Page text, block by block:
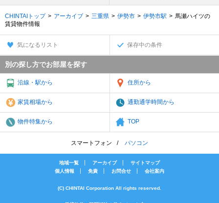
CHINTAIトップ アーカイブ 三重県 伊勢市 伊勢市駅
馬瀬ハイツの
賃貸物件情報
気になるリスト 保存中の条件
別の探し方でお部屋を探す
沿線・駅から 住所から
家賃相場から 通勤通学時間から
物件特集から TOP
スマートフォン パソコン
地域一覧 アーカイブ
サイトマップ
個人情報
免責 お問合せ 会社案内
(C) CHINTAI Corporation All rights reserved.